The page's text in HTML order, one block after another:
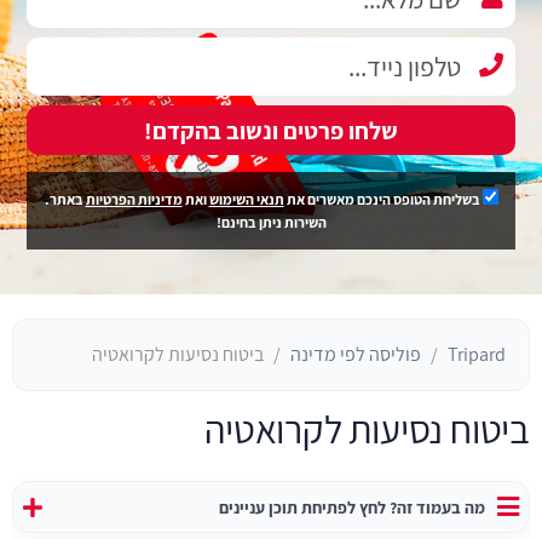
שלחו פרטים ונשוב בהקדם!
בשליחת הטופס הינכם מאשרים אתתנאי השימושואתמדיניות הפרטיותבאתר.
השירות ניתן בחינם!
Tripard פוליסה לפי מדינה ביטוח נסיעות לקרואטיה
ביטוח נסיעות לקרואטיה
מה בעמוד זה? לחץ לפתיחת תוכן עניינים